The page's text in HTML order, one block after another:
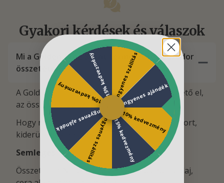
Gyakori kérdések és válaszok
Mi a Golden Tree Scent természetes dezodor
összetétele?
A Golden Tree Scent három változatban érhető el,
az összetétel ez szerint változik.
Hogy milyen összetevőket tartalmaz a dezodort,
kiderül az alábbiakban.
Semleges
Összetétel (INCI): prunus amygdalus dulcis olaj,
Ingyenes szállítás
Ingyenes ajándék
10% kedvezmény
15% kedvezmény
Ingyenes szállítás
Ingyenes ajándék
10% kedvezmény
15% kedvezmény